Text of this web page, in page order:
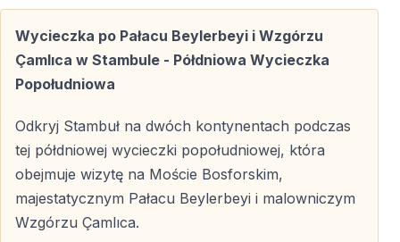
Przejazd przez Most Bosforski – dwa
kontynenty w kilka minut
Z Azji do Europy
Bosforski
, który łączy Azję z Europą. To jeden z
nielicznych mostów na świecie umożliwiających
przekroczenie granicy kontynentów w trakcie jednej
podróży.
Wycieczka po Pałacu Beylerbeyi i Wzgórzu
Çamlıca w Stambule - Półdniowa Wycieczka
Popołudniowa
Odkryj Stambuł na dwóch kontynentach podczas
tej półdniowej wycieczki popołudniowej, która
obejmuje wizytę na Moście Bosforskim,
majestatycznym Pałacu Beylerbeyi i malowniczym
Wzgórzu Çamlıca.